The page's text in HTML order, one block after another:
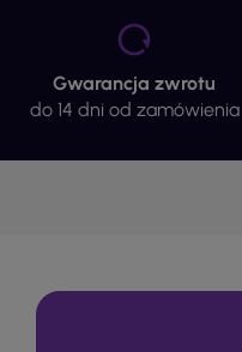
Gwarancja zwrotu
do 14 dni od zamówienia